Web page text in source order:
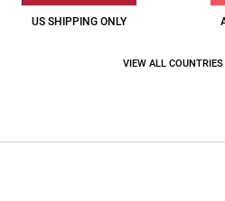
ARTIKEL
US SHIPPING ONLY
VIEW ALL COUNTRIES